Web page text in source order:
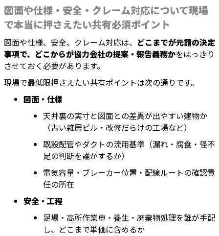
図面や仕様・安全・クレーム対応について現場
で本当に押さえたい共有必須ポイント
図面や仕様、安全、クレーム対応は、 どこまでが元請の決定
事項で、どこからが協力会社の提案・報告義務かをはっきり
させておく必要があります。
現場で最低限押さえたい共有ポイントは次の通りです。
図面・仕様
天井裏の実寸と図面との差異が出やすい建物か
（古い雑居ビル・改修だらけの工場など）
既設配管やダクトの流用基準（漏れ・腐食・径不
足の判断を誰がするか）
電気容量・ブレーカー位置・配線ルートの確認責
任の所在
安全・工程
足場・高所作業車・養生・廃棄物処理を誰が手配
し、どこまで単価に含めるか